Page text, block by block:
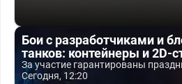
Бои с разработчиками и
танков: контейнеры и 2D-
За участие гарантированы
Сегодня, 12:20